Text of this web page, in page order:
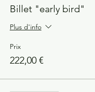
Billet "early bird"
Plus d'info
Prix
222,00 €